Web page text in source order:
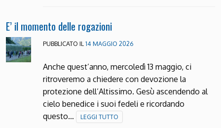
E’ il momento delle rogazioni
PUBBLICATO IL 14 MAGGIO 2026
Anche quest’anno, mercoledì 13 maggio, ci
ritroveremo a chiedere con devozione la
protezione dell’Altissimo. Gesù ascendendo al
cielo benedice i suoi fedeli e ricordando
questo…
LEGGI TUTTO